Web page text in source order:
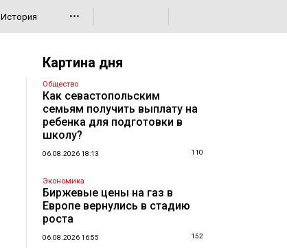
История •••
Картина дня
Общество
Как севастопольским
семьям получить выплату на
ребенка для подготовки в
школу?
06.08.2026 18:13 110
Экономика
Биржевые цены на газ в
Европе вернулись в стадию
роста
06.08.2026 16:55 152